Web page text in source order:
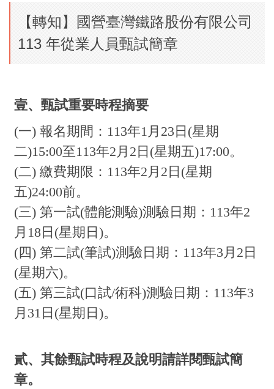
【轉知】國營臺灣鐵路股份有限公司
113 年從業人員甄試簡章
壹、甄試重要時程摘要
(一) 報名期間：113年1月23日(星期
二)15:00至113年2月2日(星期五)17:00。
(二) 繳費期限：113年2月2日(星期
五)24:00前。
(三) 第一試(體能測驗)測驗日期：113年2
月18日(星期日)。
(四) 第二試(筆試)測驗日期：113年3月2日
(星期六)。
(五) 第三試(口試/術科)測驗日期：113年3
月31日(星期日)。
貳、其餘甄試時程及說明請詳閱甄試簡
章。